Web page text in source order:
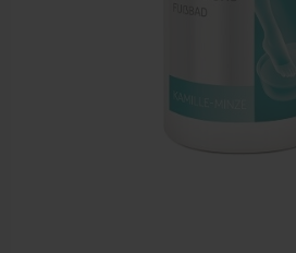
Behandelstoel elektrisch
Aanbiedingen groothandel